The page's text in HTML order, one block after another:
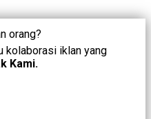
orang?
kolaborasi iklan yang
Kami.